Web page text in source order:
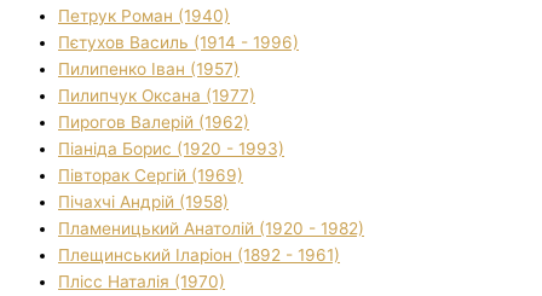
Петрук Роман (1940)
Пєтухов Василь (1914 - 1996)
Пилипенко Іван (1957)
Пилипчук Оксана (1977)
Пирогов Валерій (1962)
Піаніда Борис (1920 - 1993)
Півторак Сергій (1969)
Пічахчі Андрій (1958)
Пламеницький Анатолій (1920 - 1982)
Плещинський Іларіон (1892 - 1961)
Плісс Наталія (1970)